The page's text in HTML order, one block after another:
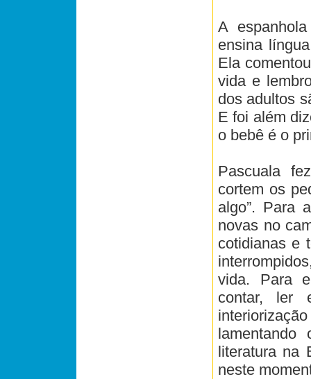
A
ensina
Ela
vida e
dos adultos
E foi além
o bebê é o
Pascuala
cortem os
algo”. Para
novas no
cotidianas e
vida. Para
contar, ler
literatura na
neste